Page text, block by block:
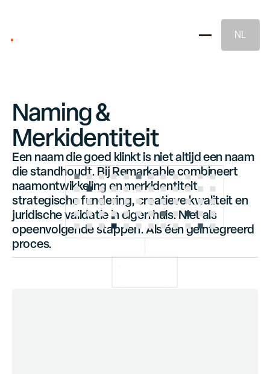
Merkstrategie
Naming & Merkidentiteit
Juridische Merkbescherming
NL
Naming &
Merkidentiteit
Een naam die goed klinkt is niet altijd een naam
die standhoudt. Bij Remarkable combineert
naamontwikkeling en merkidentiteit
strategische fundering, creatieve kwaliteit en
juridische validatie in eigen huis. Niet als
opeenvolgende stappen. Als één geïntegreerd
proces.